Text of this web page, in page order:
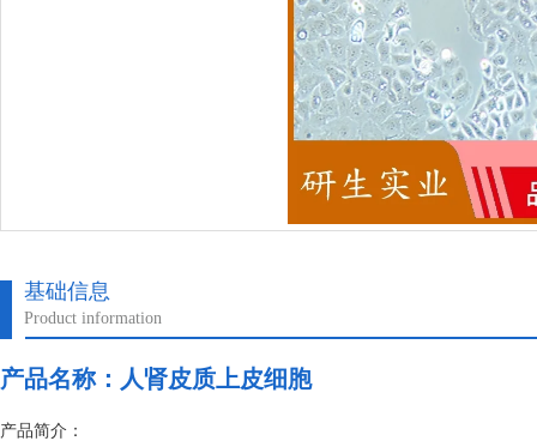
基础信息
Product information
产品名称： 人肾皮质上皮细胞
产品简介：